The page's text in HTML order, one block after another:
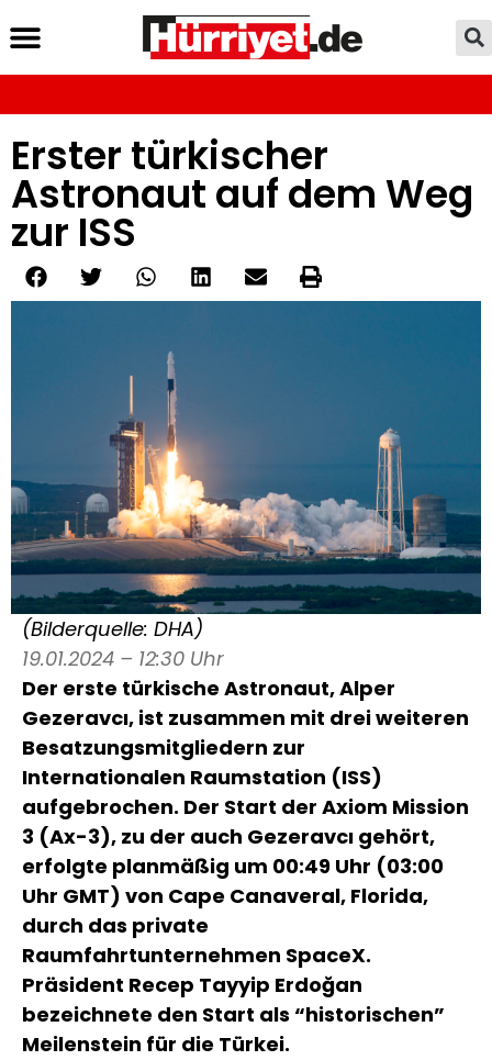
Erster türkischer
Astronaut auf dem Weg
zur ISS
(Bilderquelle: DHA)
19.01.2024 – 12:30 Uhr
Der erste türkische Astronaut, Alper
Gezeravcı, ist zusammen mit drei weiteren
Besatzungsmitgliedern zur
Internationalen Raumstation (ISS)
aufgebrochen. Der Start der Axiom Mission
3 (Ax-3), zu der auch Gezeravcı gehört,
erfolgte planmäßig um 00:49 Uhr (03:00
Uhr GMT) von Cape Canaveral, Florida,
durch das private
Raumfahrtunternehmen SpaceX.
Präsident Recep Tayyip Erdoğan
bezeichnete den Start als “historischen”
Meilenstein für die Türkei.